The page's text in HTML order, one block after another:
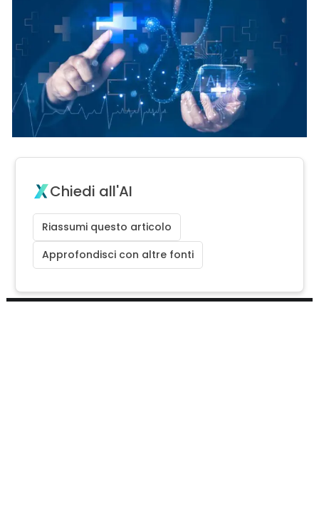
Chiedi all'AI
Riassumi questo articolo
Approfondisci con altre fonti